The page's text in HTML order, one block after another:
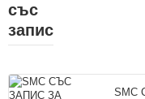
със
запис
SMC